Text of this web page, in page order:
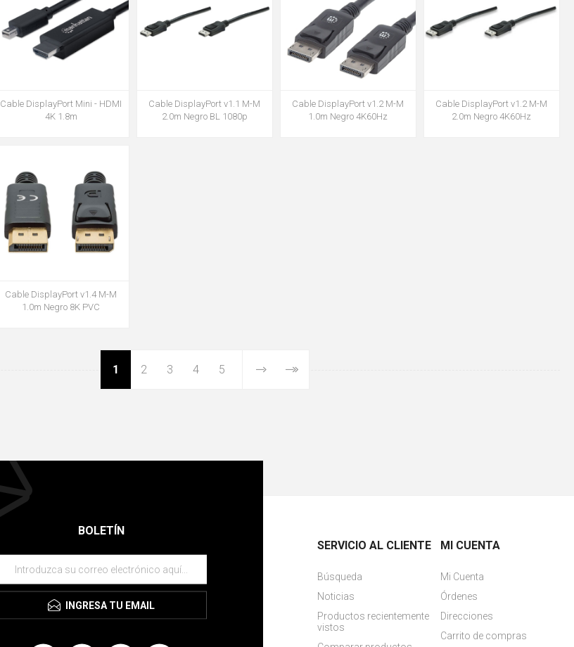
Cable DisplayPort Mini - HDMI
4K 1.8m
Cable DisplayPort v1.1 M-M
2.0m Negro BL 1080p
Cable DisplayPort v1.2 M-M
1.0m Negro 4K60Hz
Cable DisplayPort v1.2 M-M
2.0m Negro 4K60Hz
Cable DisplayPort v1.4 M-M
1.0m Negro 8K PVC
1 2 3 4 5
BOLETÍN
INGRESA TU EMAIL
SERVICIO AL CLIENTE
Búsqueda
Noticias
Productos recientemente
vistos
MI CUENTA
Mi Cuenta
Órdenes
Direcciones
Carrito de compras